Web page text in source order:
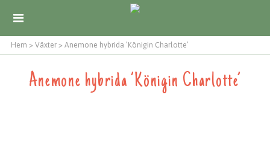
Hem > Växter > Anemone hybrida ’Königin Charlotte’
Anemone hybrida ’Königin Charlotte’